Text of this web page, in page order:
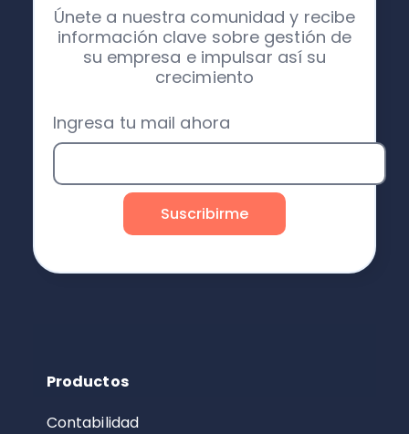
Únete a nuestra comunidad y recibe
información clave sobre gestión de
su empresa e impulsar así su
crecimiento
Ingresa tu mail ahora
Productos
Contabilidad